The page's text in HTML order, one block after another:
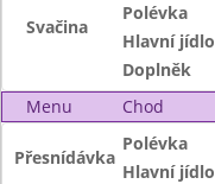
Svačina
Polévka
Hlavní jídlo
Doplněk
Menu
Chod
Přesnídávka
Polévka
Hlavní jídlo